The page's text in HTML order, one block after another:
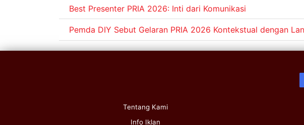
Best Presenter PRIA 2026: Inti dari Komunikasi
Pemda DIY Sebut Gelaran PRIA 2026 Kontekstual dengan
Tentang Kami
Info Iklan